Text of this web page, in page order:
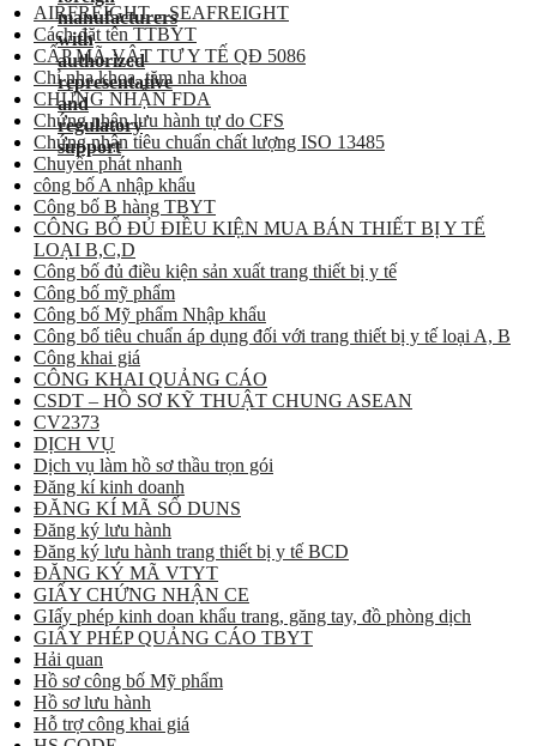
AIRFREIGHT – SEAFREIGHT
Cách đặt tên TTBYT
CẤP MÃ VẬT TƯ Y TẾ QĐ 5086
Chỉ nha khoa, tăm nha khoa
CHỨNG NHẬN FDA
Chứng nhận lưu hành tự do CFS
Chứng nhận tiêu chuẩn chất lượng ISO 13485
Chuyển phát nhanh
công bố A nhập khẩu
Công bố B hàng TBYT
CÔNG BỐ ĐỦ ĐIỀU KIỆN MUA BÁN THIẾT BỊ Y TẾ
LOẠI B,C,D
Công bố đủ điều kiện sản xuất trang thiết bị y tế
Công bố mỹ phẩm
Công bố Mỹ phẩm Nhập khẩu
Công bố tiêu chuẩn áp dụng đối với trang thiết bị y tế loại A, B
Công khai giá
CÔNG KHAI QUẢNG CÁO
CSDT – HỒ SƠ KỸ THUẬT CHUNG ASEAN
CV2373
DỊCH VỤ
Dịch vụ làm hồ sơ thầu trọn gói
Đăng kí kinh doanh
ĐĂNG KÍ MÃ SỐ DUNS
Đăng ký lưu hành
Đăng ký lưu hành trang thiết bị y tế BCD
ĐĂNG KÝ MÃ VTYT
GIẤY CHỨNG NHẬN CE
GIấy phép kinh doan khẩu trang, găng tay, đồ phòng dịch
GIẤY PHÉP QUẢNG CÁO TBYT
Hải quan
Hồ sơ công bố Mỹ phẩm
Hồ sơ lưu hành
Hỗ trợ công khai giá